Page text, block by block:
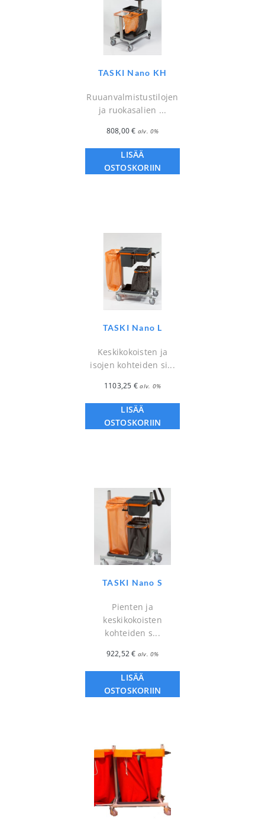
TASKI Nano KH
Ruuanvalmistustilojen
ja ruokasalien ...
808,00€ alv. 0%
LISÄÄ
OSTOSKORIIN
TASKI Nano L
Keskikokoisten ja
isojen kohteiden si...
1103,25 € alv. 0%
LISÄÄ
OSTOSKORIIN
TASKI Nano S
Pienten ja
keskikokoisten
kohteiden s...
922,52€ alv. 0%
LISÄÄ
OSTOSKORIIN